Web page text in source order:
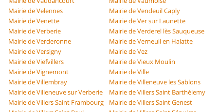
Mairie de Velennes
Mairie de Vendeuil Caply
Mairie de Venette
Mairie de Ver sur Launette
Mairie de Verberie
Mairie de Verderel lès Sauqueuse
Mairie de Verderonne
Mairie de Verneuil en Halatte
Mairie de Versigny
Mairie de Vez
Mairie de Viefvillers
Mairie de Vieux Moulin
Mairie de Vignemont
Mairie de Ville
Mairie de Villembray
Mairie de Villeneuve les Sablons
Mairie de Villeneuve sur Verberie
Mairie de Villers Saint Barthélemy
Mairie de Villers Saint Frambourg
Mairie de Villers Saint Genest